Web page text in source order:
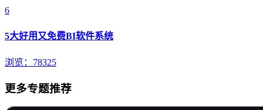
6
5大好用又免费BI软件系统
浏览：78325
更多专题推荐